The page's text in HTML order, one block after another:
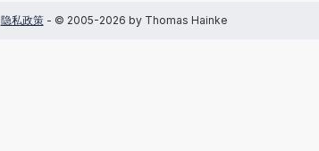
隐私政策- © 2005-2026 by Thomas Hainke